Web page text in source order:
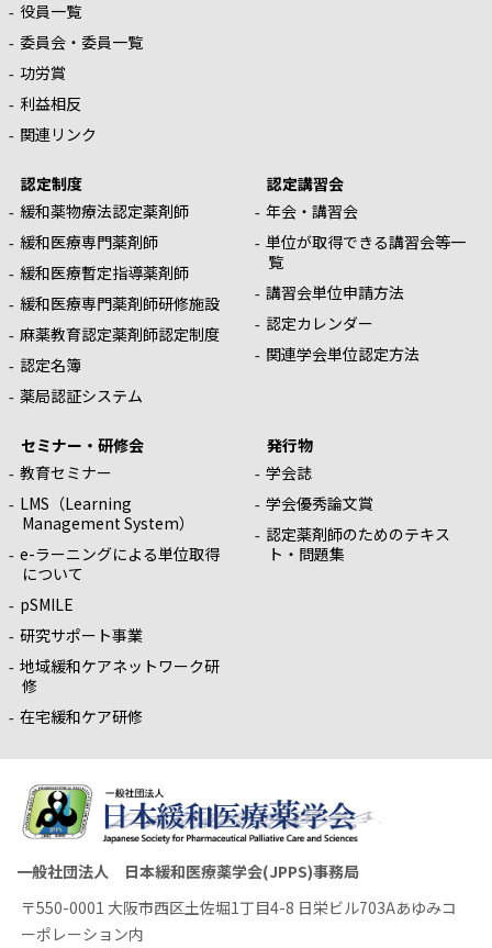
役員一覧
委員会・委員一覧
功労賞
利益相反
関連リンク
認定制度
緩和薬物療法認定薬剤師
緩和医療専門薬剤師
緩和医療暫定指導薬剤師
緩和医療専門薬剤師研修施設
麻薬教育認定薬剤師認定制度
認定名簿
薬局認証システム
認定講習会
年会・講習会
単位が取得できる講習会等一
覧
講習会単位申請方法
認定カレンダー
関連学会単位認定方法
セミナー・研修会
教育セミナー
LMS（Learning
Management System）
e-ラーニングによる単位取得
について
pSMILE
研究サポート事業
地域緩和ケアネットワーク研
修
在宅緩和ケア研修
発行物
学会誌
学会優秀論文賞
認定薬剤師のためのテキス
ト・問題集
一般社団法人 日本緩和医療薬学会(JPPS)事務局
〒550-0001 大阪市西区土佐堀1丁目4-8 日栄ビル703Aあゆみコ
ーポレーション内